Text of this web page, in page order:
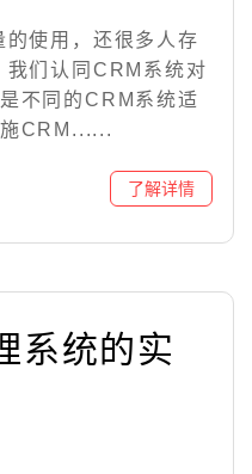
使用，还很多人存
们认同CRM系统对
不同的CRM系统适
CRM......
系统的实